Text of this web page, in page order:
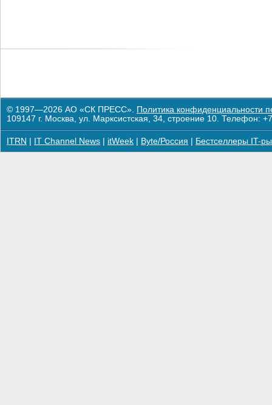
© 1997—2026 АО «СК ПРЕСС». Политика конфиденциальности
109147 г. Москва, ул. Марксистская, 34, строение 10. Телефон:
ITRN IT Channel News itWeek Byte/Россия Бестселлеры IT-